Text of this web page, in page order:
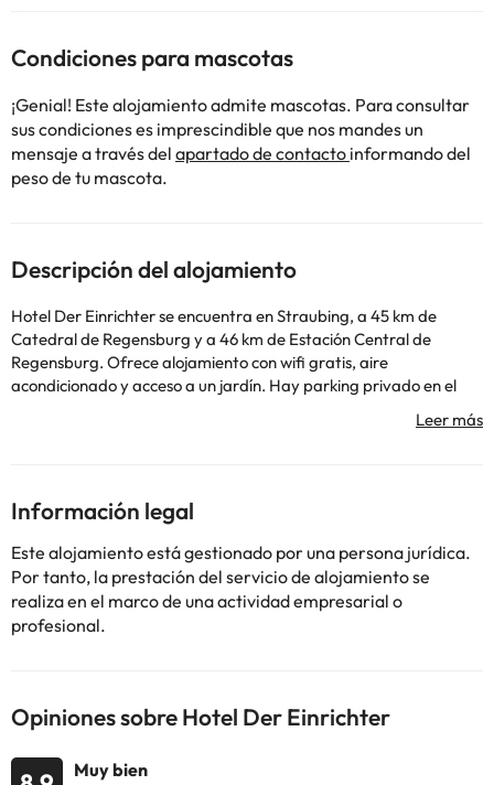
Condiciones para mascotas
¡Genial! Este alojamiento admite mascotas. Para consultar
sus condiciones es imprescindible que nos mandes un
mensaje a través del apartado de contacto informando del
peso de tu mascota.
Descripción del alojamiento
Hotel Der Einrichter se encuentra en Straubing, a 45 km de
Catedral de Regensburg y a 46 km de Estación Central de
Regensburg. Ofrece alojamiento con wifi gratis, aire
acondicionado y acceso a un jardín. Hay parking privado en el
del alojamiento.
En este alojamiento no se pueden celebrar despedidas de soltero
o soltera ni fiestas similares.
Algunos de los servicios detallados pueden ser de pago. Puedes
consultar sus tarifas directamente en el establecimiento. Toda la
Información legal
Este alojamiento está gestionado por una persona jurídica.
Por tanto, la prestación del servicio de alojamiento se
realiza en el marco de una actividad empresarial o
profesional.
Opiniones sobre Hotel Der Einrichter
Muy bien